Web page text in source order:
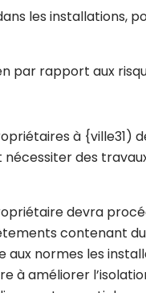
les installations,
par rapport aux
à {ville31)
des
devra
contenant
normes les
à améliorer